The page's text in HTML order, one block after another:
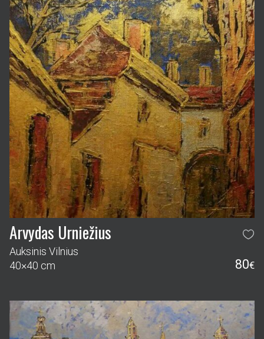
Arvydas Urniežius
Auksinis Vilnius
40×40 cm
80€